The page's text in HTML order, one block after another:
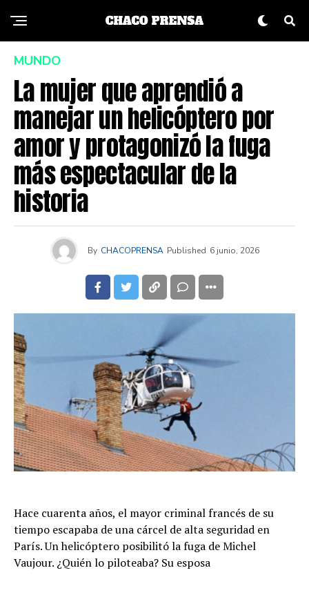
MUNDO
La mujer que aprendió a
manejar un helicóptero por
amor y protagonizó la fuga
más espectacular de la
historia
By CHACOPRENSA Published 6 junio, 2026
Hace cuarenta años, el mayor criminal francés de su
tiempo escapaba de una cárcel de alta seguridad en
París. Un helicóptero posibilitó la fuga de Michel
Vaujour. ¿Quién lo piloteaba? Su esposa